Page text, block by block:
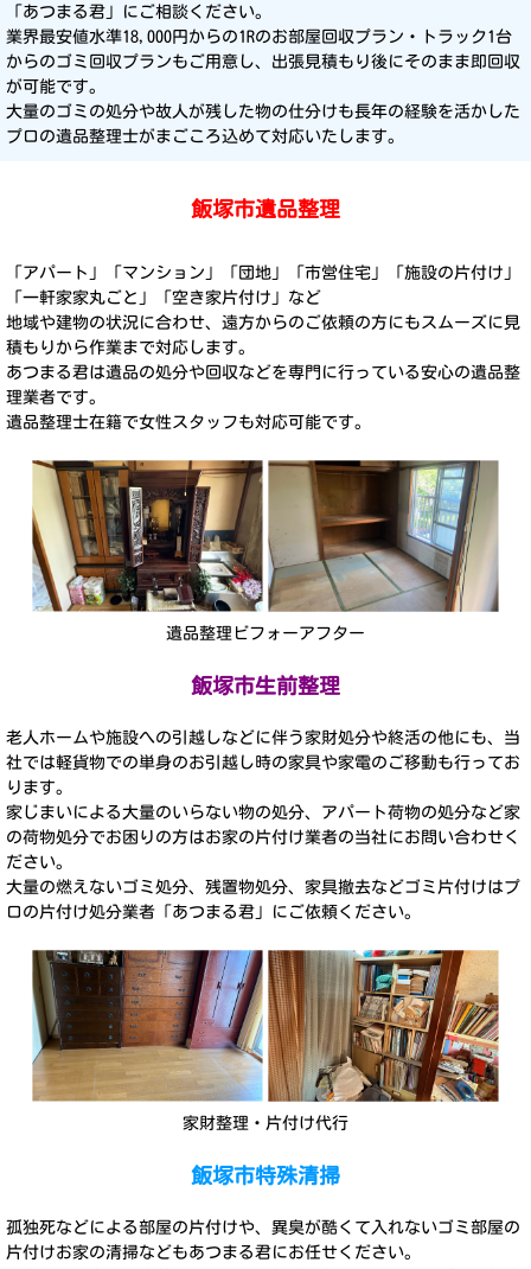
「あつまる君」にご相談ください。
業界最安値水準18,000円からの1Rのお部屋回収プラン・トラック1台
からのゴミ回収プランもご用意し、出張見積もり後にそのまま即回収
が可能です。
大量のゴミの処分や故人が残した物の仕分けも長年の経験を活かした
プロの遺品整理士がまごころ込めて対応いたします。
飯塚市遺品整理
「アパート」「マンション」「団地」「市営住宅」「施設の片付け」
「一軒家家丸ごと」「空き家片付け」など
地域や建物の状況に合わせ、遠方からのご依頼の方にもスムーズに見
積もりから作業まで対応します。
あつまる君は遺品の処分や回収などを専門に行っている安心の遺品整
理業者です。
遺品整理士在籍で女性スタッフも対応可能です。
遺品整理ビフォーアフター
飯塚市生前整理
老人ホームや施設への引越しなどに伴う家財処分や終活の他にも、当
社では軽貨物での単身のお引越し時の家具や家電のご移動も行ってお
ります。
家じまいによる大量のいらない物の処分、アパート荷物の処分など家
の荷物処分でお困りの方はお家の片付け業者の当社にお問い合わせく
ださい。
大量の燃えないゴミ処分、残置物処分、家具撤去などゴミ片付けはプ
ロの片付け処分業者「あつまる君」にご依頼ください。
家財整理・片付け代行
飯塚市特殊清掃
孤独死などによる部屋の片付けや、異臭が酷くて入れないゴミ部屋の
片付けお家の清掃などもあつまる君にお任せください。